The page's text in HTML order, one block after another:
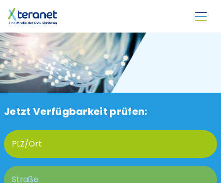
Jetzt Verfügbarkeit prüfen: